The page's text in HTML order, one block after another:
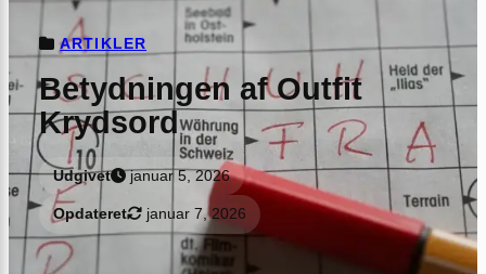
ARTIKLER
Betydningen af Outfit
Krydsord
Udgivet januar 5, 2026
Opdateret januar 7, 2026